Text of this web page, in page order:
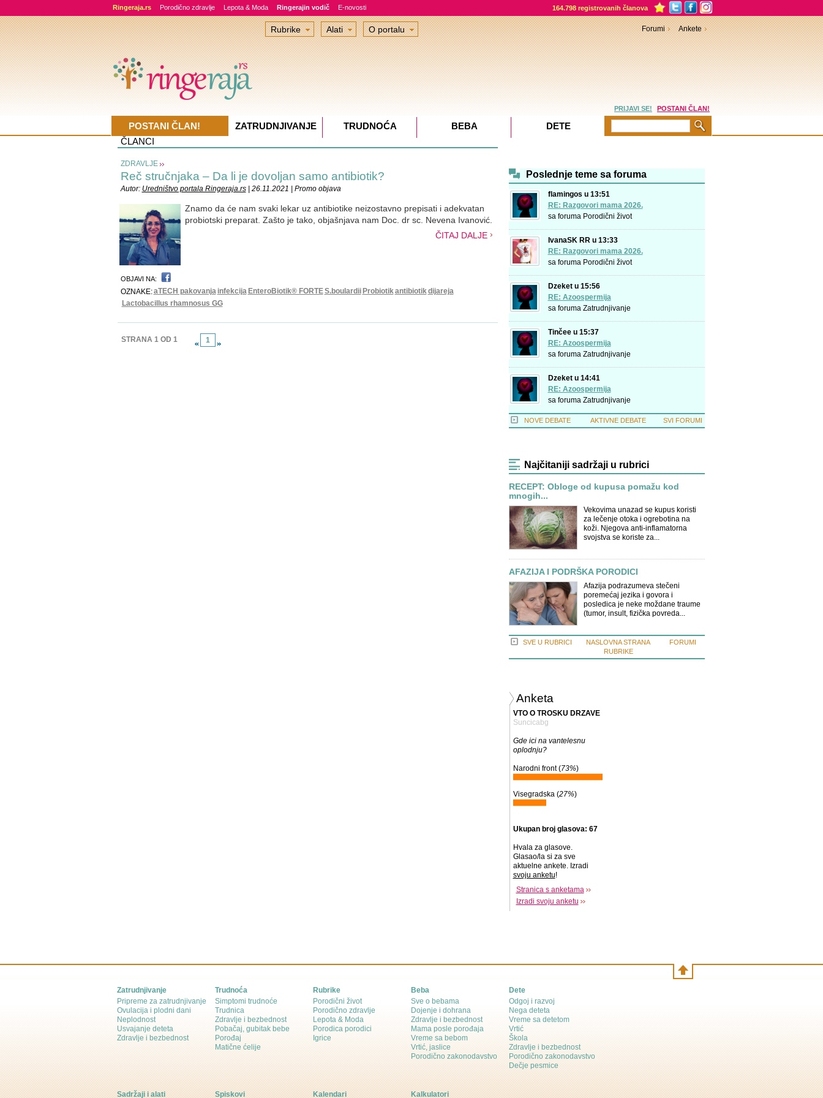
Ringeraja.rs Porodično zdravlje Lepota & Moda Ringerajin vodič E-novosti 164.798 registrovanih članova
ČLANCI
ZDRAVLJE
Reč stručnjaka – Da li je dovoljan samo antibiotik?
Autor: Uredništvo portala Ringeraja.rs| 26.11.2021 | Promo objava
Znamo da će nam svaki lekar uz antibiotike neizostavno prepisati i adekvatan
probiotski preparat. Zašto je tako, objašnjava nam Doc. dr sc. Nevena Ivanović.
ČITAJ DALJE
OBJAVI NA:
OZNAKE:aTECH pakovanja infekcija EnteroBiotik® FORTES.boulardii Probiotikantibiotikdijareja
Lactobacillus rhamnosus GG
STRANA 1 OD 1 1
Poslednje teme sa foruma
flamingos u 13:51
RE: Razgovori mama 2026.
sa foruma Porodični život
IvanaSK RR u 13:33
RE: Razgovori mama 2026.
sa foruma Porodični život
Dzeket u 15:56
RE: Azoospermija
sa foruma Zatrudnjivanje
Tinčee u 15:37
RE: Azoospermija
sa foruma Zatrudnjivanje
Dzeket u 14:41
RE: Azoospermija
sa foruma Zatrudnjivanje
NOVE DEBATE AKTIVNE DEBATE SVI FORUMI
Najčitaniji sadržaji u rubrici
RECEPT: Obloge od kupusa pomažu kod
mnogih...
Vekovima unazad se kupus koristi
za lečenje otoka i ogrebotina na
koži. Njegova anti-inflamatorna
svojstva se koriste za...
AFAZIJA I PODRŠKA PORODICI
Afazija podrazumeva stečeni
poremećaj jezika i govora i
posledica je neke moždane traume
(tumor, insult, fizička povreda...
SVE U RUBRICI
NASLOVNA STRANA
RUBRIKE
FORUMI
Anketa
VTO O TROSKU DRZAVE
Suncicabg
Gde ici na vantelesnu
oplodnju?
Narodni front (73%)
Visegradska (27%)
Ukupan broj glasova: 67
Hvala za glasove.
Glasao/la si za sve
aktuelne ankete. Izradi
svoju anketu!
Stranica s anketama
Izradi svoju anketu
Rubrike Alati O portalu Forumi Ankete
PRIJAVI SE! POSTANI ČLAN!
POSTANI ČLAN! ZATRUDNJIVANJE TRUDNOĆA BEBA DETE
Zatrudnjivanje
Pripreme za zatrudnjivanje
Ovulacija i plodni dani
Neplodnost
Usvajanje deteta
Zdravlje i bezbednost
Trudnoća
Simptomi trudnoće
Trudnica
Zdravlje i bezbednost
Pobačaj, gubitak bebe
Porođaj
Matične ćelije
Rubrike
Porodični život
Porodično zdravlje
Lepota & Moda
Porodica porodici
Igrice
Beba
Sve o bebama
Dojenje i dohrana
Zdravlje i bezbednost
Mama posle porođaja
Vreme sa bebom
Vrtić, jaslice
Porodično zakonodavstvo
Dete
Odgoj i razvoj
Nega deteta
Vreme sa detetom
Vrtić
Škola
Zdravlje i bezbednost
Porodično zakonodavstvo
Dečje pesmice
Sadržaji i alati Spiskovi Kalendari Kalkulatori